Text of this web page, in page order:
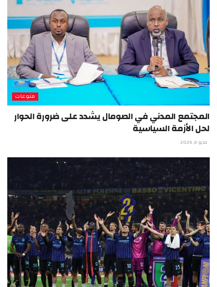
منوعات
المجتمع المدني في الصومال يشدد على ضرورة الحوار
لحل الأزمة السياسية
مايو 6, 2026